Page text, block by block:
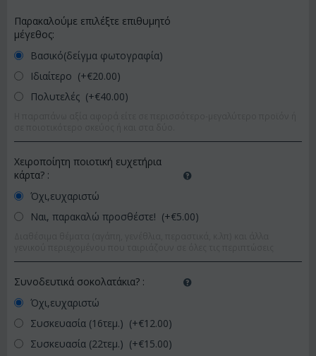
Παρακαλούμε επιλέξτε επιθυμητό
μέγεθος:
Βασικό(δείγμα φωτογραφία)
Ιδιαίτερο (+€20.00)
Πολυτελές (+€40.00)
Χειροποίητη ποιοτική ευχετήρια
κάρτα? :
Όχι,ευχαριστώ
Ναι, παρακαλώ προσθέστε! (+€5.00)
Συνοδευτικά σοκολατάκια? :
Όχι,ευχαριστώ
Συσκευασία (16τεμ.) (+€12.00)
Συσκευασία (22τεμ.) (+€15.00)